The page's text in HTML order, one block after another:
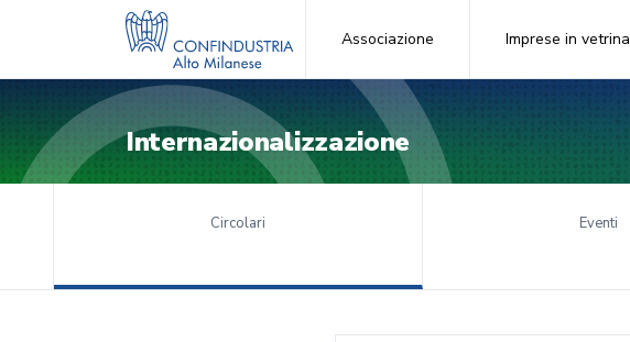
Associazione Imprese in vetrina
Internazionalizzazione
Circolari Eventi